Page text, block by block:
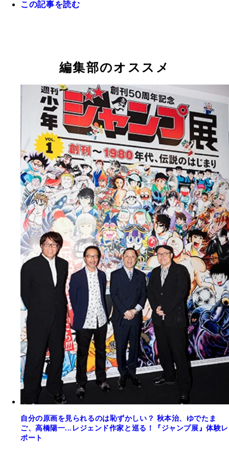
『週プレＮＥＷＳ』で連載中（撮影／関純一）
ＴＩＯＮ」バンダイ ５４００円（税込）【Ｓ．
ｉｇｕａｒｔｓ】こちらは『ジャンプ展』の会場
ドライバーはもちろん、フェイスフラッシュも再
る（ｃ）ゆでたまご・東映アニメーション
足！」（嶋田先生）（撮影／榊智朗）
この記事を読む
編集部のオススメ
自分の原画を見られるのは恥ずかしい？ 秋本治、ゆでたま
ご、高橋陽一...レジェンド作家と巡る！『ジャンプ展』体験レ
ポート